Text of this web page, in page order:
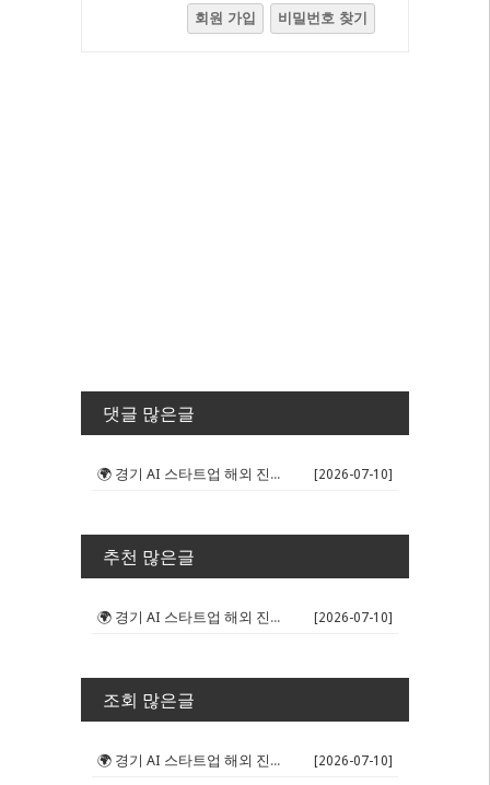
회원 가입 비밀번호 찾기
댓글 많은글
🌍 경기 AI 스타트업 해외 진출 판... [2026-07-10]
추천 많은글
🌍 경기 AI 스타트업 해외 진출 판... [2026-07-10]
조회 많은글
🌍 경기 AI 스타트업 해외 진출 판... [2026-07-10]